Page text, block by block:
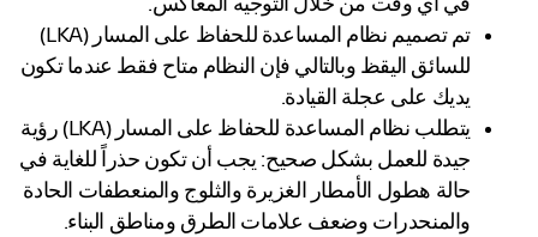
تم تصميم نظام المساعدة للحفاظ على المسار (LKA)
للسائق اليقظ وبالتالي فإن النظام متاح فقط عندما تكون
يديك على عجلة القيادة.
يتطلب نظام المساعدة للحفاظ على المسار (LKA) رؤية
جيدة للعمل بشكل صحيح: يجب أن تكون حذراً للغاية في
حالة هطول الأمطار الغزيرة والثلوج والمنعطفات الحادة
والمنحدرات وضعف علامات الطرق ومناطق البناء.